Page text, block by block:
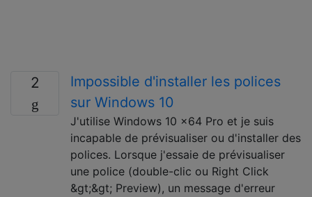
2
Impossible d'installer les polices
sur Windows 10
J'utilise Windows 10 x64 Pro et je suis
incapable de prévisualiser ou d'installer des
polices. Lorsque j'essaie de prévisualiser
une police (double-clic ou Right Click
&gt;&gt; Preview), un message d'erreur